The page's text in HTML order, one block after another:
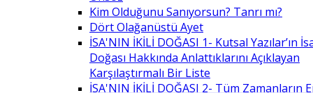
Kim Olduğunu Sanıyorsun? Tanrı mı?
Dört Olağanüstü Ayet
İSA'NIN İKİLİ DOĞASI 1- Kutsal Yazılar’ın
Doğası Hakkında Anlattıklarını Açıklayan
Karşılaştırmalı Bir Liste
İSA'NIN İKİLİ DOĞASI 2- Tüm Zamanların